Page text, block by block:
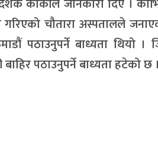
कार्कीले जानकारी दिए ।
गरिएको चौतारा अस्पतालले
पठाउनुपर्ने बाध्यता थियो ।
पठाउनुपर्ने बाध्यता हटेको छ ।